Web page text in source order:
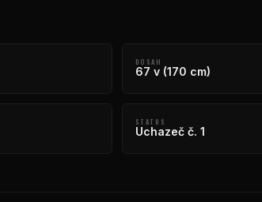
DOSAH
67 v (170 cm)
STATUS
Uchazeč č. 1